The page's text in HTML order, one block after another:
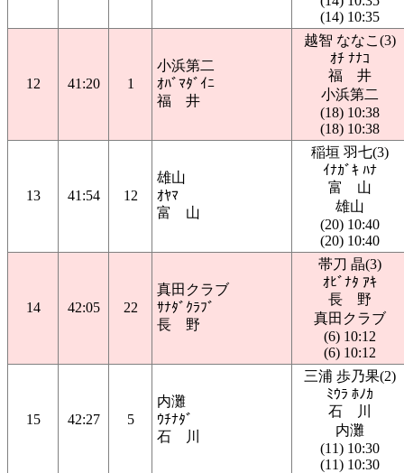
(14) 10:35
12 41:20 1
小浜第二
ｵﾊﾞﾏﾀﾞｲﾆ
福 井
越智 ななこ(3)
ｵﾁ ﾅﾅｺ
福 井
小浜第二
(18) 10:38
(18) 10:38
13 41:54 12
雄山
ｵﾔﾏ
富 山
稲垣 羽七(3)
ｲﾅｶﾞｷ ﾊﾅ
富 山
雄山
(20) 10:40
(20) 10:40
14 42:05 22
真田クラブ
ｻﾅﾀﾞｸﾗﾌﾞ
長 野
帯刀 晶(3)
ｵﾋﾞﾅﾀ ｱｷ
長 野
真田クラブ
(6) 10:12
(6) 10:12
15 42:27 5
内灘
ｳﾁﾅﾀﾞ
石 川
三浦 歩乃果(2)
ﾐｳﾗ ﾎﾉｶ
石 川
内灘
(11) 10:30
(11) 10:30